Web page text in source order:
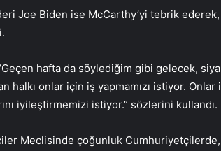
Joe Biden ise McCarthy’yi tebrik
hafta da söylediğim gibi gelecek,
halkı onlar için iş yapmamızı istiyor.
iyileştirmemizi istiyor.” sözlerini kullandı.
Meclisinde çoğunluk